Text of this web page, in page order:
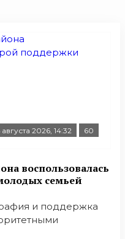
августа 2026, 14:32 60
воспользовалась
семьей
и поддержка